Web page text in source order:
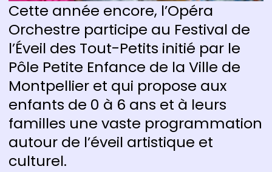
Cette année encore, l’Opéra
Orchestre participe au Festival de
l’Éveil des Tout-Petits initié par le
Pôle Petite Enfance de la Ville de
Montpellier et qui propose aux
enfants de 0 à 6 ans et à leurs
familles une vaste programmation
autour de l’éveil artistique et
culturel.